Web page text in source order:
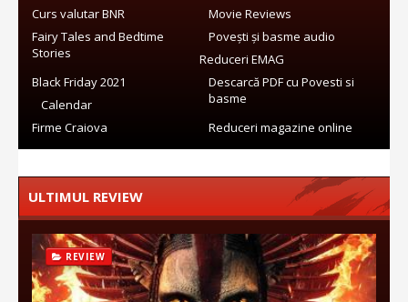
Curs valutar BNR
Movie Reviews
Fairy Tales and Bedtime
Stories
Povești și basme audio
Reduceri EMAG
Descarcă PDF cu Povesti si
basme
Black Friday 2021
Calendar
Firme Craiova
Reduceri magazine online
ULTIMUL REVIEW
REVIEW